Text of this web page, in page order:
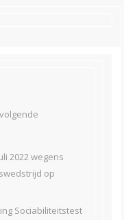
2022 wegens
op
Sociabiliteitstest